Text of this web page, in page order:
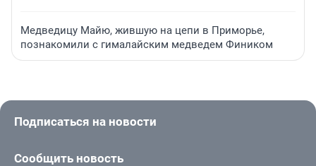
Медведицу Майю, жившую на цепи в Приморье,
познакомили с гималайским медведем Фиником
Подписаться на новости
Сообщить новость